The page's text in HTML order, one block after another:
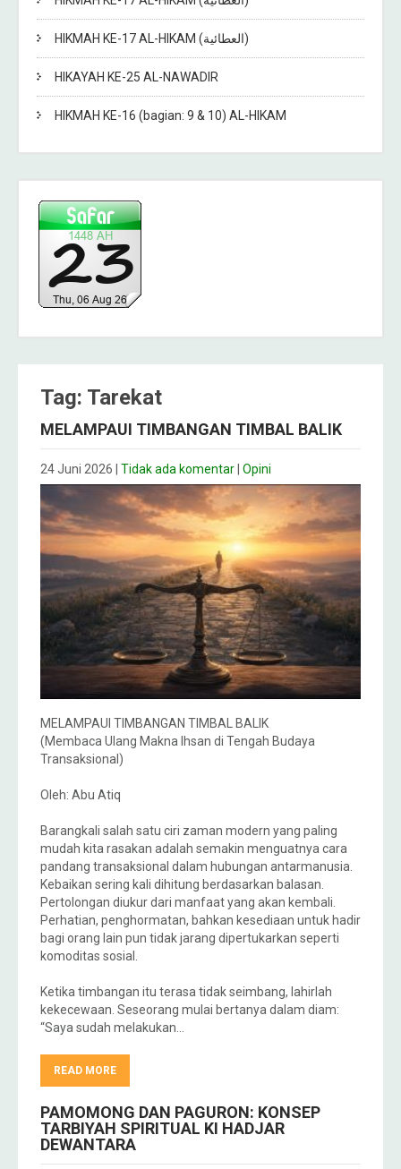
HIKMAH KE-17 AL-HIKAM (العطائية)
HIKAYAH KE-25 AL-NAWADIR
HIKMAH KE-16 (bagian: 9 & 10) AL-HIKAM
Tag: Tarekat
MELAMPAUI TIMBANGAN TIMBAL BALIK
24 Juni 2026 Tidak ada komentar Opini
MELAMPAUI TIMBANGAN TIMBAL BALIK
(Membaca Ulang Makna Ihsan di Tengah Budaya
Transaksional)
Oleh: Abu Atiq
Barangkali salah satu ciri zaman modern yang paling
mudah kita rasakan adalah semakin menguatnya cara
pandang transaksional dalam hubungan antarmanusia.
Kebaikan sering kali dihitung berdasarkan balasan.
Pertolongan diukur dari manfaat yang akan kembali.
Perhatian, penghormatan, bahkan kesediaan untuk hadir
bagi orang lain pun tidak jarang dipertukarkan seperti
komoditas sosial.
Ketika timbangan itu terasa tidak seimbang, lahirlah
kekecewaan. Seseorang mulai bertanya dalam diam:
“Saya sudah melakukan…
READ MORE
PAMOMONG DAN PAGURON: KONSEP
TARBIYAH SPIRITUAL KI HADJAR
DEWANTARA